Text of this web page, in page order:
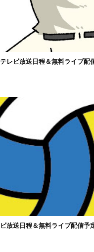
レビ放送日程＆無料ライブ配
放送日程＆無料ライブ配信予